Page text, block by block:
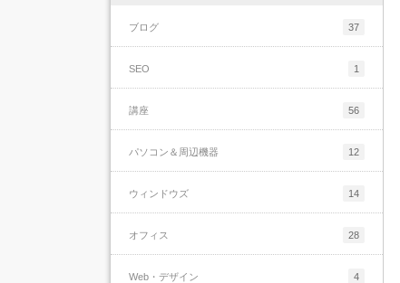
ブログ 37
SEO 1
講座 56
パソコン＆周辺機器 12
ウィンドウズ 14
オフィス 28
Web・デザイン 4